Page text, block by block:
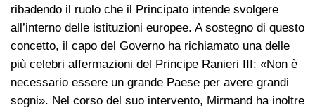
ribadendo il ruolo che il Principato intende svolgere
all’interno delle istituzioni europee. A sostegno di questo
concetto, il capo del Governo ha richiamato una delle
più celebri affermazioni del Principe Ranieri III: «Non è
necessario essere un grande Paese per avere grandi
sogni». Nel corso del suo intervento, Mirmand ha inoltre